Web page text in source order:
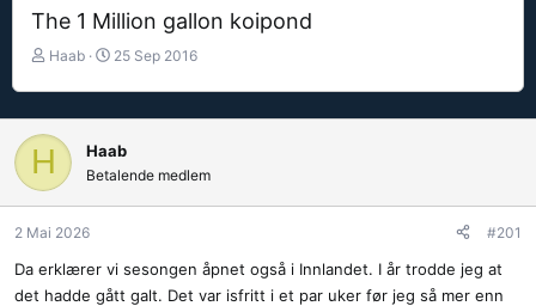
The 1 Million gallon koipond
T
d
t
a
r
t
r
Haab
S
r
t
d
t
25 Sep 2016
H Haab
Betalende medlem
2 Mai 2026 #201
Da erklærer vi sesongen åpnet også i Innlandet. I år trodde jeg at
det hadde gått galt. Det var isfritt i et par uker før jeg så mer enn